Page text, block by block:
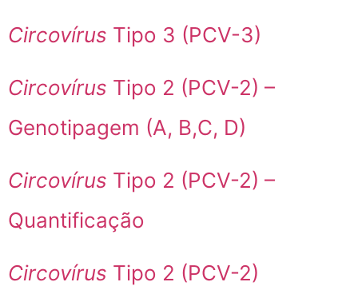
Circovírus Tipo 3 (PCV-3)
Circovírus Tipo 2 (PCV-2) –
Genotipagem (A, B,C, D)
Circovírus Tipo 2 (PCV-2) –
Quantificação
Circovírus Tipo 2 (PCV-2)